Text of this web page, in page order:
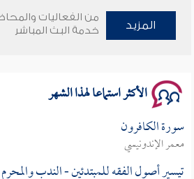
سلسلة محاضرات نفحات رمضانية 1444هـ
المزيد
من الفعاليات
خدمة البث المباشر
الأكثر استماعا لهذا الشهر
سورة الكافرون
معمر الإندونيسي
تيسير أصول الفقه للمبتدئين - الندب والمحرم